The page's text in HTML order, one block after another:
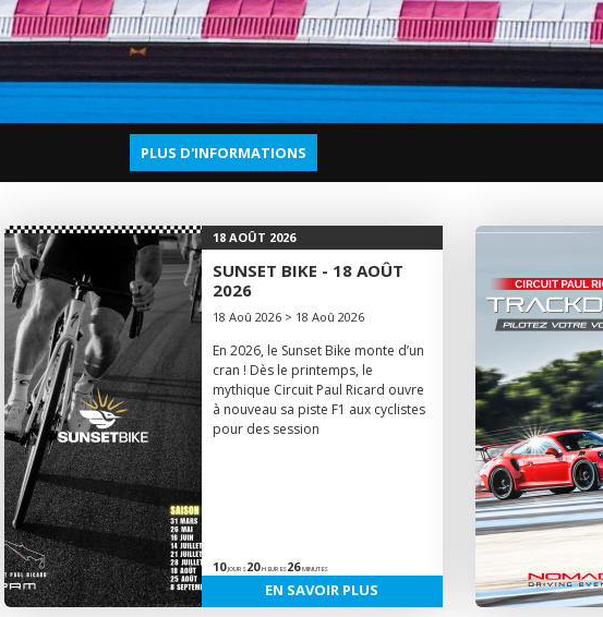
PLUS D'INFORMATIONS
18 AOÛT 2026
SUNSET BIKE - 18 AOÛT
2026
18 Aoû 2026 > 18 Aoû 2026
En 2026, le Sunset Bike monte d’un
cran ! Dès le printemps, le
mythique Circuit Paul Ricard ouvre
à nouveau sa piste F1 aux cyclistes
pour des session
10JOURS20HEURES26MINUTES
EN SAVOIR PLUS